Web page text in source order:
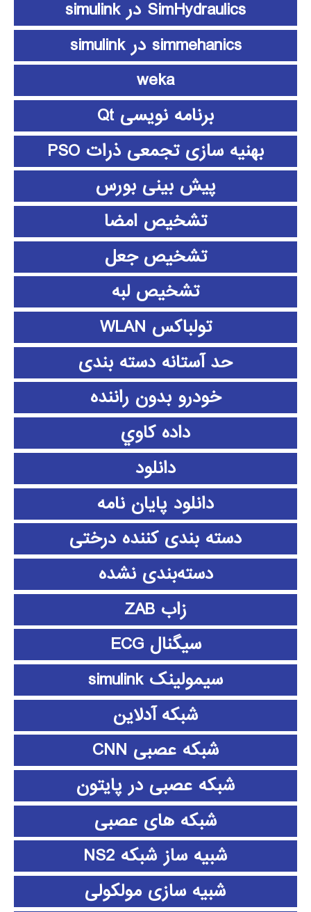
SimHydraulics در simulink
simmehanics در simulink
weka
برنامه نویسی Qt
بهنیه سازی تجمعی ذرات PSO
پیش بینی بورس
تشخیص امضا
تشخیص جعل
تشخیص لبه
تولباکس WLAN
حد آستانه دسته بندی
خودرو بدون راننده
داده كاوي
دانلود
دانلود پايان نامه
دسته بندی کننده درختی
دسته‌بندی نشده
زاب ZAB
سیگنال ECG
سیمولینک simulink
شبکه آدلاین
شبکه عصبی CNN
شبکه عصبی در پایتون
شبکه های عصبی
شبیه ساز شبکه NS2
شبیه سازی مولکولی